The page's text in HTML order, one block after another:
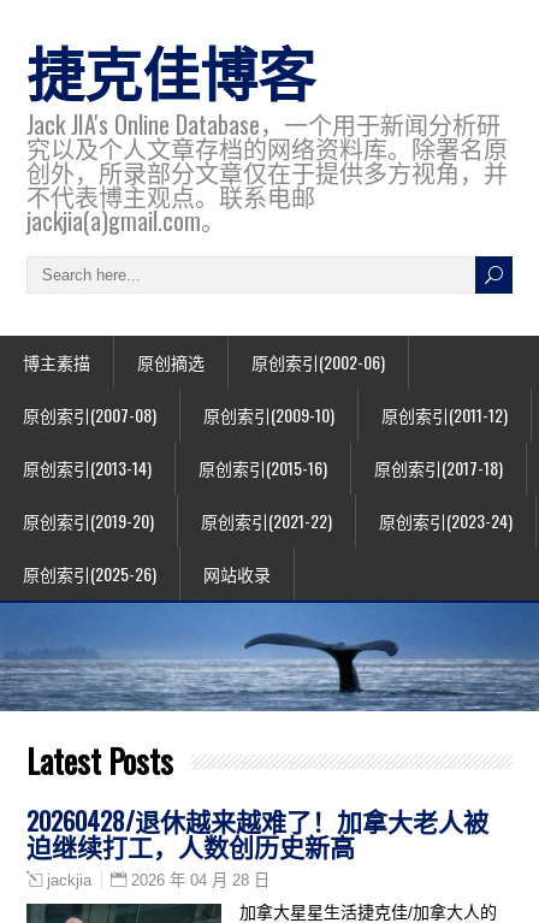
捷克佳博客
Jack JIA's Online Database，一个用于新闻分析研
究以及个人文章存档的网络资料库。除署名原
创外，所录部分文章仅在于提供多方视角，并
不代表博主观点。联系电邮
jackjia(a)gmail.com。
博主素描 原创摘选 原创索引(2002-06)
原创索引(2007-08) 原创索引(2009-10) 原创索引(2011-12)
原创索引(2013-14) 原创索引(2015-16) 原创索引(2017-18)
原创索引(2019-20) 原创索引(2021-22) 原创索引(2023-24)
原创索引(2025-26) 网站收录
Latest Posts
20260428/退休越来越难了！加拿大老人被
迫继续打工，人数创历史新高
jackjia 2026 年 04 月 28 日
加拿大星星生活捷克佳/加拿大人的